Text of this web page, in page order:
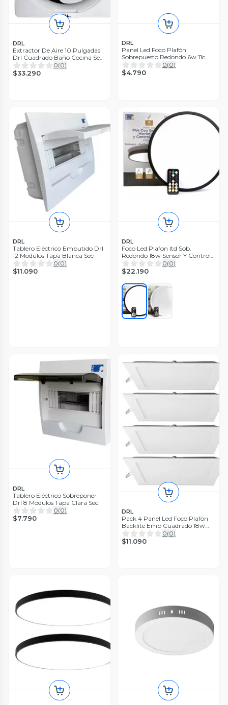
DRL
Extractor De Aire 10 Pulgadas
Drl Cuadrado Baño Cocina Sec
Blanco
0(0)
$33.290
DRL
Panel Led Foco Plafón
Sobrepuesto Redondo 6w 11cm
Luz Fría Blanco
0(0)
$4.790
DRL
Tablero Eléctrico Embutido Drl
12 Modulos Tapa Blanca Sec
0(0)
$11.090
DRL
Foco Led Plafon Itd Sob.
Redondo 18w Sensor Y Control
Ip44
0(0)
$22.190
DRL
Tablero Eléctrico Sobreponer
Drl 8 Modulos Tapa Clara Sec
0(0)
$7.790
DRL
Pack 4 Panel Led Foco Plafón
Backlite Emb Cuadrado 18w
4500k Blanco0(0)
$11.090